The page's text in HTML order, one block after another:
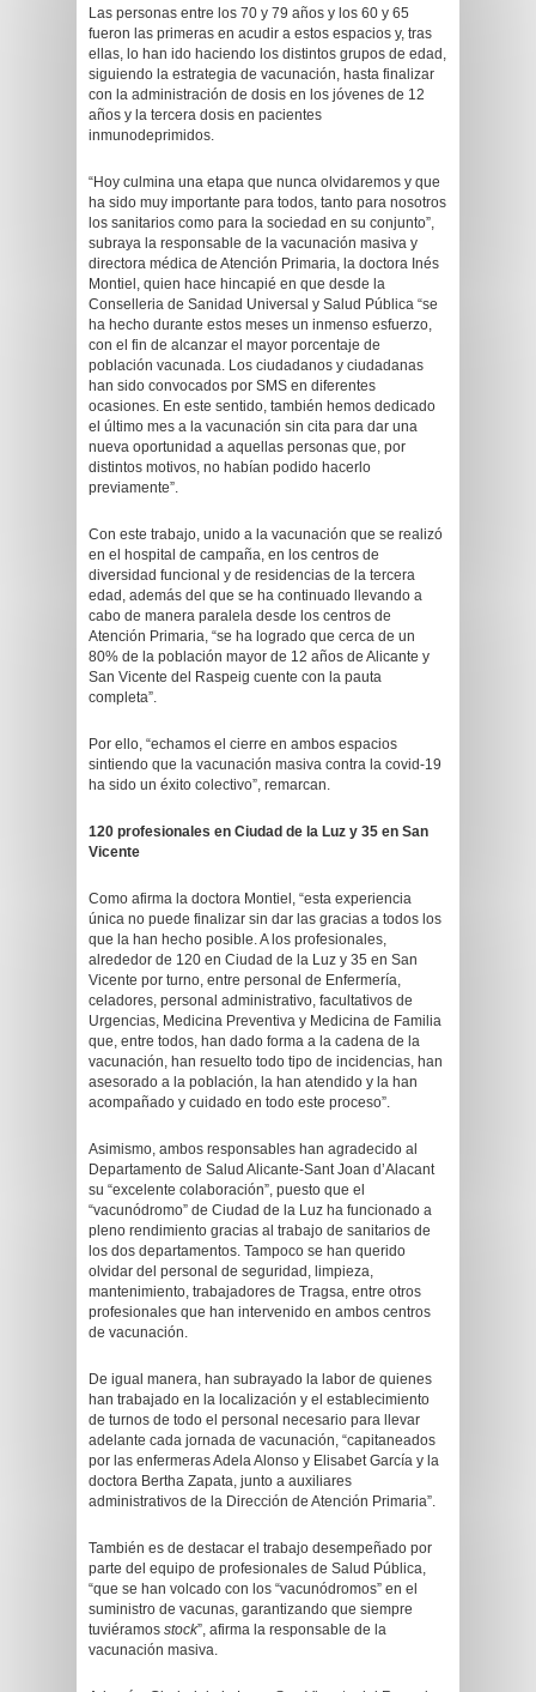
Las personas entre los 70 y 79 años y los 60 y 65
fueron las primeras en acudir a estos espacios y, tras
ellas, lo han ido haciendo los distintos grupos de edad,
siguiendo la estrategia de vacunación, hasta finalizar
con la administración de dosis en los jóvenes de 12
años y la tercera dosis en pacientes
inmunodeprimidos.
“Hoy culmina una etapa que nunca olvidaremos y que
ha sido muy importante para todos, tanto para nosotros
los sanitarios como para la sociedad en su conjunto”,
subraya la responsable de la vacunación masiva y
directora médica de Atención Primaria, la doctora Inés
Montiel, quien hace hincapié en que desde la
Conselleria de Sanidad Universal y Salud Pública “se
ha hecho durante estos meses un inmenso esfuerzo,
con el fin de alcanzar el mayor porcentaje de
población vacunada. Los ciudadanos y ciudadanas
han sido convocados por SMS en diferentes
ocasiones. En este sentido, también hemos dedicado
el último mes a la vacunación sin cita para dar una
nueva oportunidad a aquellas personas que, por
distintos motivos, no habían podido hacerlo
previamente”.
Con este trabajo, unido a la vacunación que se realizó
en el hospital de campaña, en los centros de
diversidad funcional y de residencias de la tercera
edad, además del que se ha continuado llevando a
cabo de manera paralela desde los centros de
Atención Primaria, “se ha logrado que cerca de un
80% de la población mayor de 12 años de Alicante y
San Vicente del Raspeig cuente con la pauta
completa”.
Por ello, “echamos el cierre en ambos espacios
sintiendo que la vacunación masiva contra la covid-19
ha sido un éxito colectivo”, remarcan.
120 profesionales en Ciudad de la Luz y 35 en San
Vicente
Como afirma la doctora Montiel, “esta experiencia
única no puede finalizar sin dar las gracias a todos los
que la han hecho posible. A los profesionales,
alrededor de 120 en Ciudad de la Luz y 35 en San
Vicente por turno, entre personal de Enfermería,
celadores, personal administrativo, facultativos de
Urgencias, Medicina Preventiva y Medicina de Familia
que, entre todos, han dado forma a la cadena de la
vacunación, han resuelto todo tipo de incidencias, han
asesorado a la población, la han atendido y la han
acompañado y cuidado en todo este proceso”.
Asimismo, ambos responsables han agradecido al
Departamento de Salud Alicante-Sant Joan d’Alacant
su “excelente colaboración”, puesto que el
“vacunódromo” de Ciudad de la Luz ha funcionado a
pleno rendimiento gracias al trabajo de sanitarios de
los dos departamentos. Tampoco se han querido
olvidar del personal de seguridad, limpieza,
mantenimiento, trabajadores de Tragsa, entre otros
profesionales que han intervenido en ambos centros
de vacunación.
De igual manera, han subrayado la labor de quienes
han trabajado en la localización y el establecimiento
de turnos de todo el personal necesario para llevar
adelante cada jornada de vacunación, “capitaneados
por las enfermeras Adela Alonso y Elisabet García y la
doctora Bertha Zapata, junto a auxiliares
administrativos de la Dirección de Atención Primaria”.
También es de destacar el trabajo desempeñado por
parte del equipo de profesionales de Salud Pública,
“que se han volcado con los “vacunódromos” en el
suministro de vacunas, garantizando que siempre
tuviéramos stock”, afirma la responsable de la
vacunación masiva.